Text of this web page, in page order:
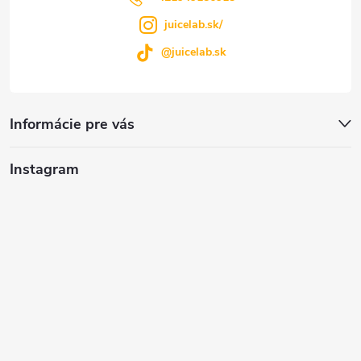
Informácie pre vás
juicelab.sk/
@juicelab.sk
Instagram